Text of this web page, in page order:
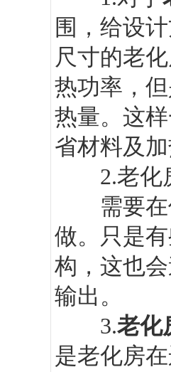
围，给设
尺寸的老
热功率，
热量。这
省材料及
2.老化房
需要在保
做。只是
构，这也
输出。
3.老化
是老化房